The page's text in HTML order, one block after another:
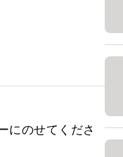
にのせてくださ